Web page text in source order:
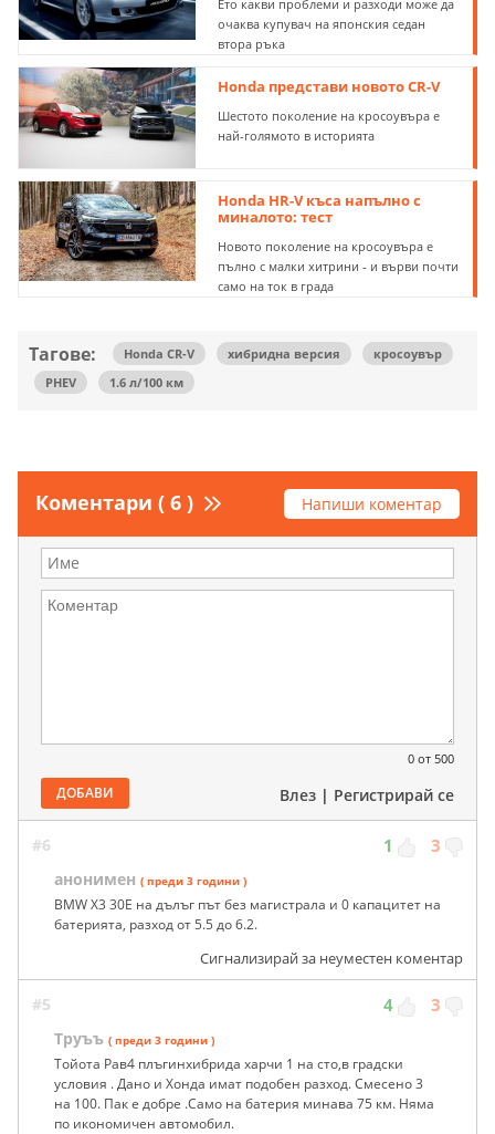
Ето какви проблеми и разходи може да
очаква купувач на японския седан
втора ръка
Honda представи новото CR-V
Шестото поколение на кросоувъра е
най-голямото в историята
Honda HR-V къса напълно с
миналото: тест
Новото поколение на кросоувъра е
пълно с малки хитрини - и върви почти
само на ток в града
Тагове: Honda CR-V хибридна версия
кросоувър
PHEV
1.6 л/100 км
Коментари ( 6 ) Напиши коментар
0 от 500
ДОБАВИ Влез | Регистрирай се
#6 1 3
анонимен ( преди 3 години )
BMW X3 30E на дълъг път без магистрала и 0 капацитет на
батерията, разход от 5.5 до 6.2.
Сигнализирай за неуместен коментар
#5 4 3
Труъъ ( преди 3 години )
Тойота Рав4 плъгинхибрида харчи 1 на сто,в градски
условия . Дано и Хонда имат подобен разход. Смесено 3
на 100. Пак е добре .Само на батерия минава 75 км. Няма
по икономичен автомобил.